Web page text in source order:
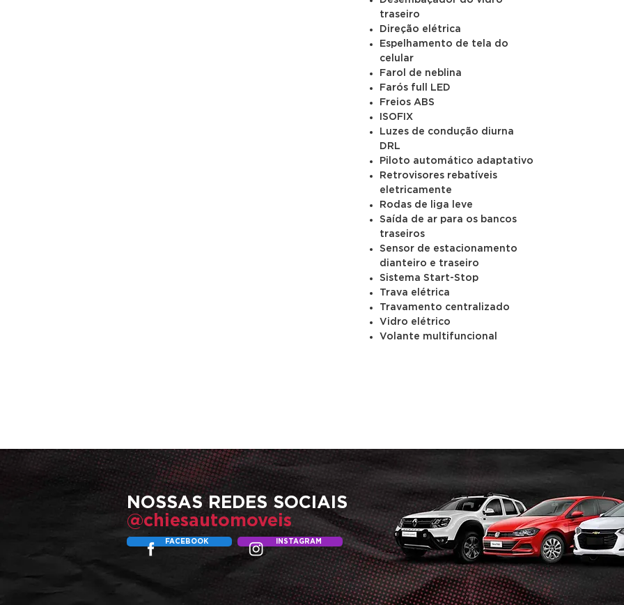
traseiro
Direção elétrica
Espelhamento de tela do
celular
Farol de neblina
Farós full LED
Freios ABS
ISOFIX
Luzes de condução diurna
DRL
Piloto automático adaptativo
Retrovisores rebatíveis
eletricamente
Rodas de liga leve
Saída de ar para os bancos
traseiros
Sensor de estacionamento
dianteiro e traseiro
Sistema Start-Stop
Trava elétrica
Travamento centralizado
Vidro elétrico
Volante multifuncional
NOSSASREDES SOCIAIS
@chiesautomoveis
FACEBOOK INSTAGRAM